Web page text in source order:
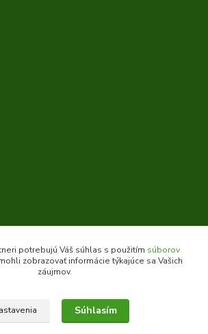
potrebujú Váš súhlas s použitím súborov
zobrazovať informácie týkajúce sa Vašich
záujmov.
Súhlasím